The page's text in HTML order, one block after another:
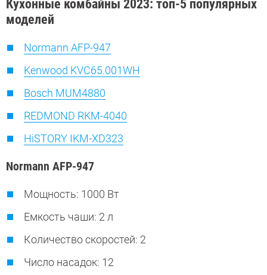
Кухонные комбайны 2023: топ-5 популярных
моделей
Normann AFP-947
Kenwood KVC65.001WH
Bosch MUM4880
REDMOND RKM-4040
HiSTORY IKM-XD323
Normann AFP-947
Мощность: 1000 Вт
Емкость чаши: 2 л
Количество скоростей: 2
Число насадок: 12